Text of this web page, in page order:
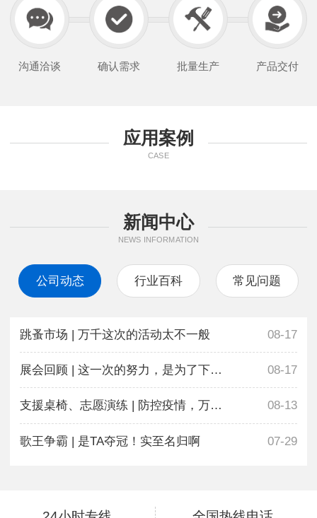
沟通洽谈 确认需求 批量生产 产品交付
应用案例
CASE
新闻中心
NEWS INFORMATION
公司动态 行业百科 常见问题
跳蚤市场 | 万千这次的活动太不一般 08-17
展会回顾 | 这一次的努力，是为了下一次更好地相遇 08-17
支援桌椅、志愿演练 | 防控疫情，万千在行动 08-13
歌王争霸 | 是TA夺冠！实至名归啊 07-29